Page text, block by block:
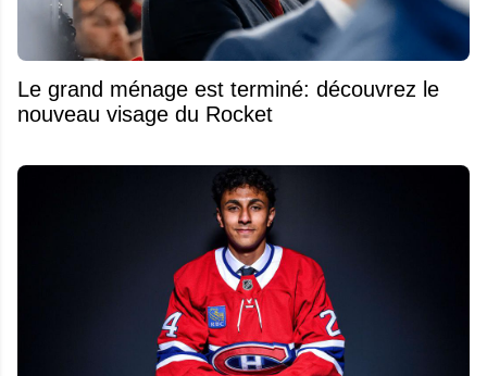
Le grand ménage est terminé: découvrez le
nouveau visage du Rocket